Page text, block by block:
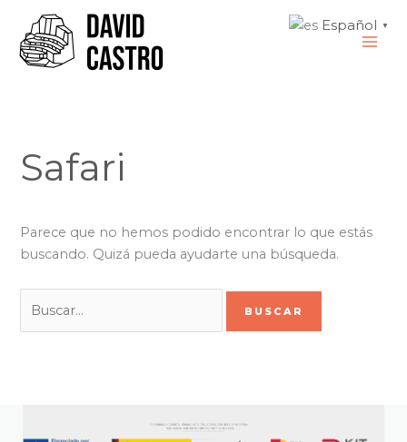
contenido
Safari
Parece que no hemos podido encontrar lo que estás
buscando. Quizá pueda ayudarte una búsqueda.
Buscar
por:
Español ▼